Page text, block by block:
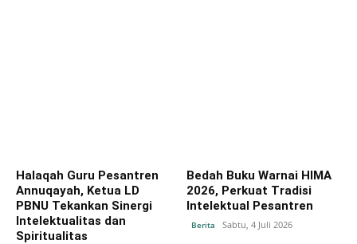
Halaqah Guru Pesantren
Annuqayah, Ketua LD
PBNU Tekankan Sinergi
Intelektualitas dan
Spiritualitas
Bedah Buku Warnai HIMA
2026, Perkuat Tradisi
Intelektual Pesantren
Berita Sabtu, 4 Juli 2026